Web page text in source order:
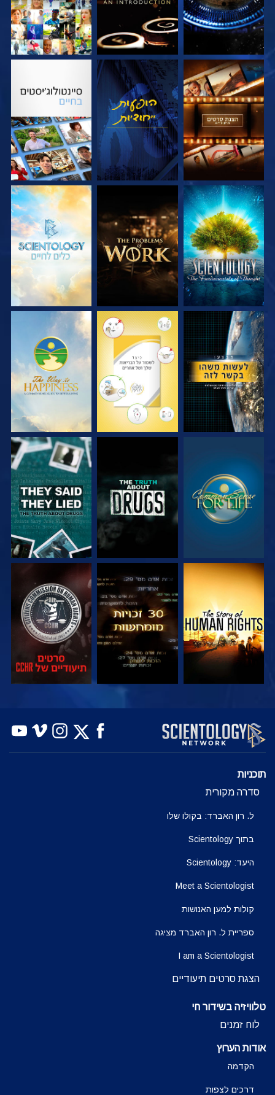
בדוק את הסדרה צפה בדוק את הסדרה
בדוק את הסדרה בדוק את הסדרה בדוק את הסדרה
צפה צפה
צפה צפה צפה
צפה צפה צפה
צפה בדוק את הסדרה
תוכניות
סדרה מקורית
ל. רון האברד: בקולו שלו
בתוך Scientology
היעד: Scientology
Meet a Scientologist
קולות למען האנושות
ספריית ל. רון האברד מציגה
I am a Scientologist
הצגת סרטים תיעודיים
טלוויזיה בשידור חי
לוח זמנים
אודות הערוץ
הקדמה
דרכים לצפות